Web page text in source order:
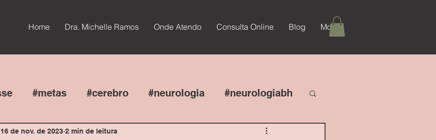
Home Dra. Michelle Ramos Onde Atendo Consulta Online Blog More
#metas #cerebro #neurologia #neurologiabh
16 de nov. de 2023 2 min de leitura